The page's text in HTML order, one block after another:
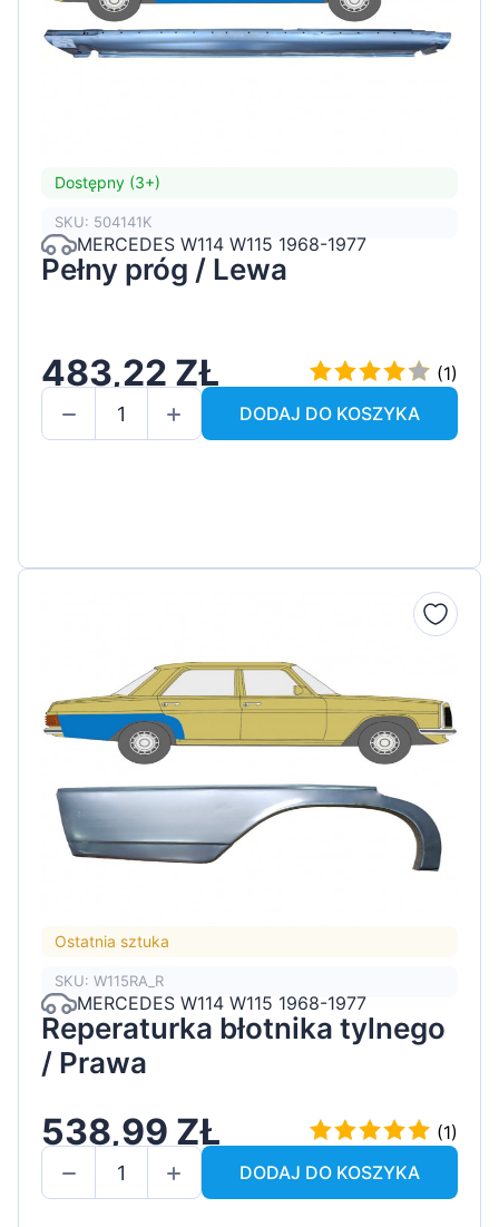
Dostępny (3+)
SKU: 504141K
MERCEDES W114 W115 1968-1977
Pełny próg / Lewa
483,22 ZŁ
(1)
DODAJ DO KOSZYKA
Ostatnia sztuka
SKU: W115RA_R
MERCEDES W114 W115 1968-1977
Reperaturka błotnika tylnego
/ Prawa
538,99 ZŁ
(1)
DODAJ DO KOSZYKA